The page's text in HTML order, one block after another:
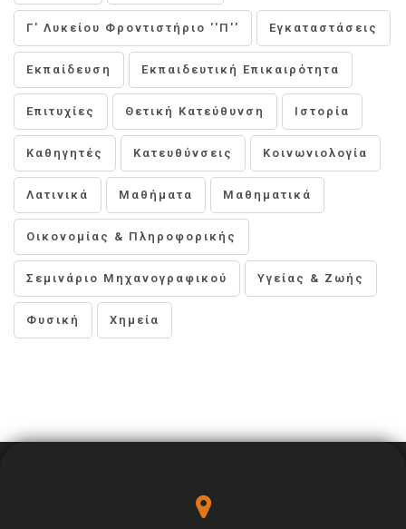
Γ' Λυκείου Φροντιστήριο ''Π'' Εγκαταστάσεις
Εκπαίδευση Εκπαιδευτική Επικαιρότητα
Επιτυχίες Θετική Κατεύθυνση Ιστορία
Καθηγητές Κατευθύνσεις Κοινωνιολογία
Λατινικά Μαθήματα Μαθηματικά
Οικονομίας & Πληροφορικής
Σεμινάριο Μηχανογραφικού Υγείας & Ζωής
Φυσική Χημεία